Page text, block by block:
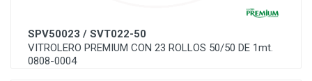
SPV50023 / SVT022-50
VITROLERO PREMIUM CON 23 ROLLOS 50/50 DE 1mt.
0808-0004